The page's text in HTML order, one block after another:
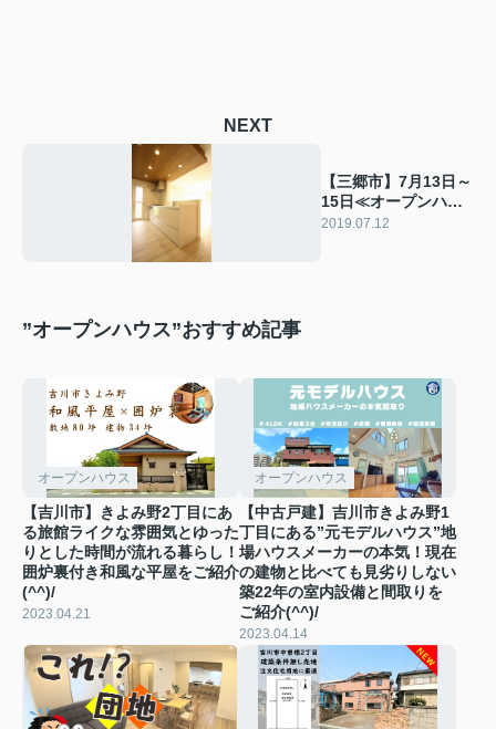
NEXT
【三郷市】7月13日～
15日≪オープンハウ
スはこちら≫
2019.07.12
”オープンハウス”おすすめ記事
オープンハウス
【吉川市】きよみ野2丁目にあ
る旅館ライクな雰囲気とゆった
りとした時間が流れる暮らし！
囲炉裏付き和風な平屋をご紹介
(^^)/
2023.04.21
オープンハウス
【中古戸建】吉川市きよみ野1
丁目にある”元モデルハウス”地
場ハウスメーカーの本気！現在
の建物と比べても見劣りしない
築22年の室内設備と間取りを
ご紹介(^^)/
2023.04.14